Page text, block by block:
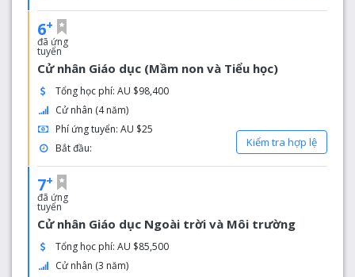
6+
đã ứng
tuyển
Cử nhân Giáo dục (Mầm non và Tiểu học)
Tổng học phí: AU $98,400
Cử nhân (4 năm)
Phí ứng tuyển: AU $25
Bắt đầu:
Kiểm tra hợp lệ
7+
đã ứng
tuyển
Cử nhân Giáo dục Ngoài trời và Môi trường
Tổng học phí: AU $85,500
Cử nhân (3 năm)